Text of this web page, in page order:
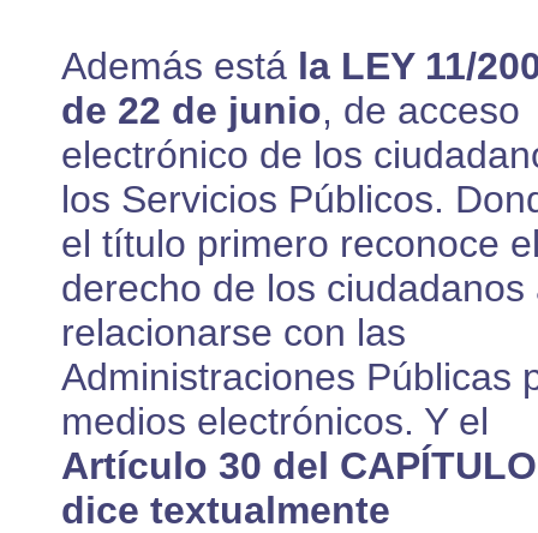
Además está la LEY 11/
de 22 de junio, de acceso
electrónico de los
los Servicios Públicos.
el título primero reconoce
derecho de los ciudadanos
relacionarse con las
Administraciones Públicas
medios electrónicos. Y el
Artículo 30 del
dice textualmente